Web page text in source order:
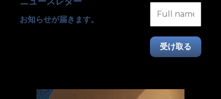
お知らせが届きます。